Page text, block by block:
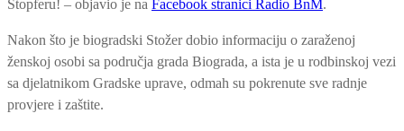
Stopferu! – objavio je na Facebook stranici Radio BnM.
Nakon što je biogradski Stožer dobio informaciju o zaraženoj
ženskoj osobi sa područja grada Biograda, a ista je u rodbinskoj vezi
sa djelatnikom Gradske uprave, odmah su pokrenute sve radnje
provjere i zaštite.